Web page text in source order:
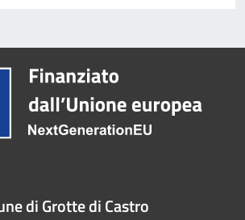
di Grotte di Castro